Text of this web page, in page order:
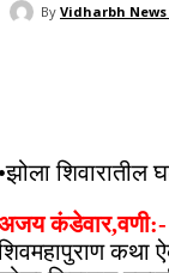
By Vidharbh News
शिवारातील
कंडेवार,वणी:-
कथा